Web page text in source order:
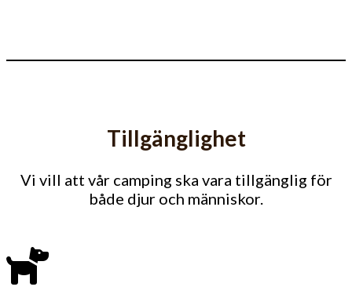
Tillgänglighet
Vi vill att vår camping ska vara tillgänglig för
både djur och människor.